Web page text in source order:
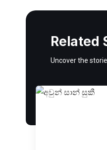
Related
Uncover the